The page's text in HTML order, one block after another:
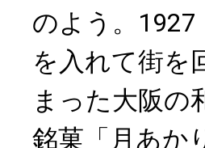
のよう。1927
を入れて街を
まった大阪の
銘菓「月あか